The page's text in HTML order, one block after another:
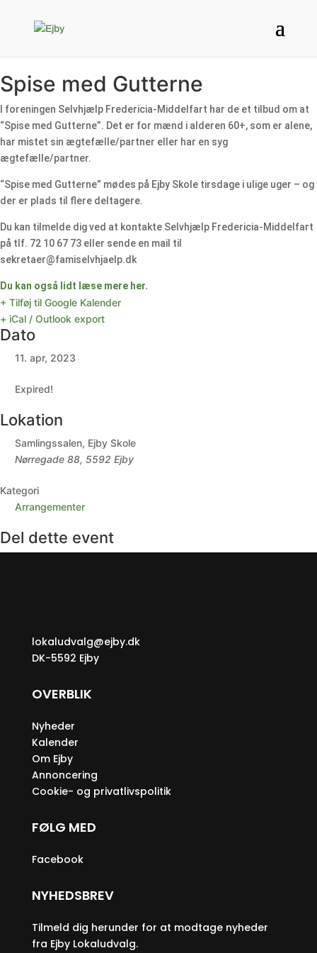
Spise med Gutterne
I foreningen Selvhjælp Fredericia-Middelfart har de et tilbud om at
“Spise med Gutterne”. Det er for mænd i alderen 60+, som er alene,
har mistet sin ægtefælle/partner eller har en syg
ægtefælle/partner.
“Spise med Gutterne” mødes på Ejby Skole tirsdage i ulige uger – og
der er plads til flere deltagere.
Du kan tilmelde dig ved at kontakte Selvhjælp Fredericia-Middelfart
på tlf. 72 10 67 73 eller sende en mail til
sekretaer@famiselvhjaelp.dk
Du kan også lidt læse mere her.
+ Tilføj til Google Kalender
+ iCal / Outlook export
Dato
11. apr, 2023
Expired!
Lokation
Samlingssalen, Ejby Skole
Nørregade 88, 5592 Ejby
Kategori
Arrangementer
Del dette event
lokaludvalg@ejby.dk
DK-5592 Ejby
OVERBLIK
Nyheder
Kalender
Om Ejby
Annoncering
Cookie- og privatlivspolitik
FØLG MED
Facebook
NYHEDSBREV
Tilmeld dig herunder for at modtage nyheder
fra Ejby Lokaludvalg.